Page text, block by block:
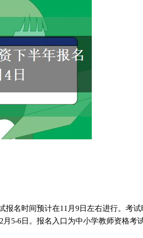
报名时间预计在11月9日左右进行。考试
5-6日。报名入口为中小学教师资格考